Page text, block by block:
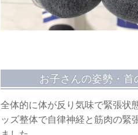
お子さんの姿勢・首
全体的に体が反り気味で緊張状
ッズ整体で自律神経と筋肉の緊